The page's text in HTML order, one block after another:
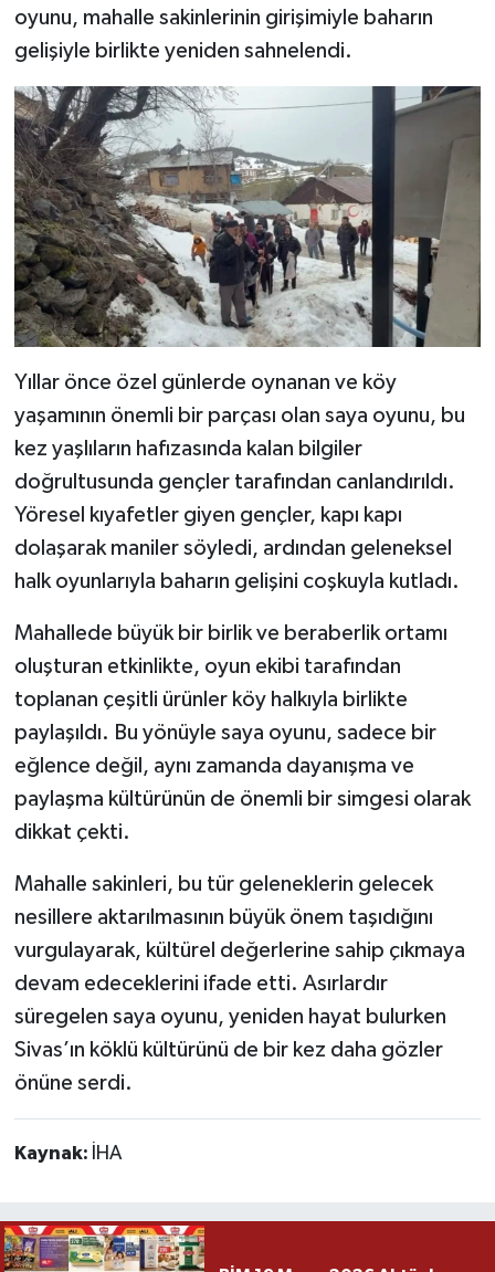
oyunu, mahalle sakinlerinin girişimiyle baharın
gelişiyle birlikte yeniden sahnelendi.
Yıllar önce özel günlerde oynanan ve köy
yaşamının önemli bir parçası olan saya oyunu, bu
kez yaşlıların hafızasında kalan bilgiler
doğrultusunda gençler tarafından canlandırıldı.
Yöresel kıyafetler giyen gençler, kapı kapı
dolaşarak maniler söyledi, ardından geleneksel
halk oyunlarıyla baharın gelişini coşkuyla kutladı.
Mahallede büyük bir birlik ve beraberlik ortamı
oluşturan etkinlikte, oyun ekibi tarafından
toplanan çeşitli ürünler köy halkıyla birlikte
paylaşıldı. Bu yönüyle saya oyunu, sadece bir
eğlence değil, aynı zamanda dayanışma ve
paylaşma kültürünün de önemli bir simgesi olarak
dikkat çekti.
Mahalle sakinleri, bu tür geleneklerin gelecek
nesillere aktarılmasının büyük önem taşıdığını
vurgulayarak, kültürel değerlerine sahip çıkmaya
devam edeceklerini ifade etti. Asırlardır
süregelen saya oyunu, yeniden hayat bulurken
Sivas’ın köklü kültürünü de bir kez daha gözler
önüne serdi.
Kaynak: İHA